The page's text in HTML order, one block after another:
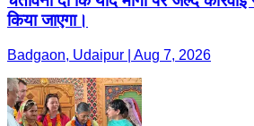
किया जाएगा।
Badgaon, Udaipur | Aug 7, 2026